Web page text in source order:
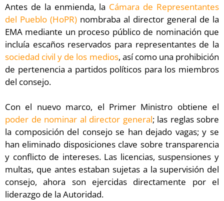
Antes de la enmienda, la Cámara de Representantes
del Pueblo (HoPR) nombraba al director general de la
EMA mediante un proceso público de nominación que
incluía escaños reservados para representantes de la
sociedad civil y de los medios, así como una prohibición
de pertenencia a partidos políticos para los miembros
del consejo.
Con el nuevo marco, el Primer Ministro obtiene el
poder de nominar al director general; las reglas sobre
la composición del consejo se han dejado vagas; y se
han eliminado disposiciones clave sobre transparencia
y conflicto de intereses. Las licencias, suspensiones y
multas, que antes estaban sujetas a la supervisión del
consejo, ahora son ejercidas directamente por el
liderazgo de la Autoridad.